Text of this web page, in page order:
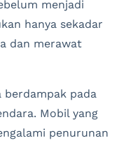
menjadi
hanya sekadar
dan merawat
berdampak pada
Mobil yang
penurunan